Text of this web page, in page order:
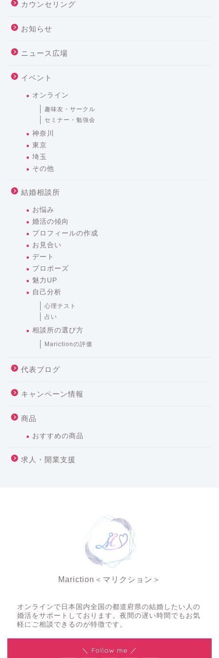
カウンセリング
お知らせ
ニュース広場
イベント
オンライン
趣味友・サークル
セミナー・勉強会
神奈川
東京
埼玉
その他
結婚相談所
お悩み
婚活の傾向
プロフィールの作成
お見合い
デート
プロポーズ
魅力UP
自己分析
心理テスト
占い
相談所の選び方
Marictionの評価
代表ブログ
キャンペーン情報
商品
おすすめの商品
求人・開業支援
Mariction＜マリクション＞
オンラインで日本国内全国の都道府県の結婚したい人の
婚活をサポートしております。夜間の遅い時間でもお気
軽にご相談できるのが特徴です。
＼ Follow me ／